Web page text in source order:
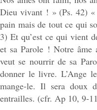
Dieu vivant ! » (Ps. 42) «
pain mais de tout ce qui
3) Et qu’est ce qui vient
et sa Parole ! Notre
veut se nourrir de sa
donner le livre. L’Ange
mange-le. Il sera doux
entrailles. (cfr. Ap 10, 9-